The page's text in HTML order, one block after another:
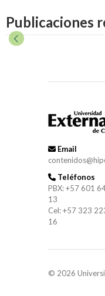
Publicaciones
Email
Teléfonos
PBX: +57 601
13
Cel: +57 323
16
© 2026